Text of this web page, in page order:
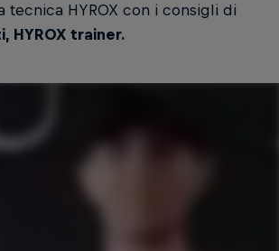
tecnica HYROX con i consigli di
HYROX trainer.